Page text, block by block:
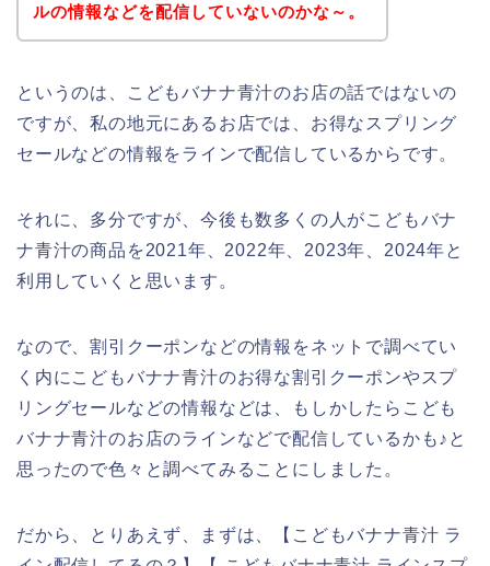
ルの情報などを配信していないのかな～。
というのは、こどもバナナ青汁のお店の話ではないの
ですが、私の地元にあるお店では、お得なスプリング
セールなどの情報をラインで配信しているからです。
それに、多分ですが、今後も数多くの人がこどもバナ
ナ青汁の商品を2021年、2022年、2023年、2024年と
利用していくと思います。
なので、割引クーポンなどの情報をネットで調べてい
く内にこどもバナナ青汁のお得な割引クーポンやスプ
リングセールなどの情報などは、もしかしたらこども
バナナ青汁のお店のラインなどで配信しているかも♪と
思ったので色々と調べてみることにしました。
だから、とりあえず、まずは、【こどもバナナ青汁 ラ